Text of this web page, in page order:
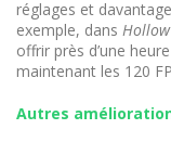
réglages et
exemple, dans
offrir près d’une
maintenant les 120
Autres